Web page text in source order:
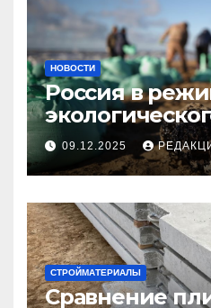
НОВОСТИ
Россия в
09.12.2025
СТРОЙМАТЕРИАЛЫ
Сравнение